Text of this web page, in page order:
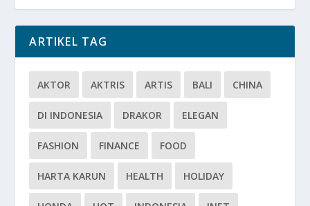
ARTIKEL TAG
AKTOR AKTRIS ARTIS BALI CHINA
DI INDONESIA DRAKOR ELEGAN
FASHION FINANCE FOOD
HARTA KARUN HEALTH HOLIDAY